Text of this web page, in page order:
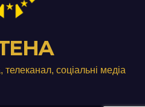
соціальні медіа